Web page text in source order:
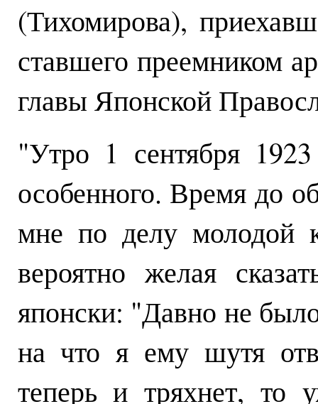
(Тихомирова),
ставшего преемником
главы Японской
"Утро 1 сентября
особенного. Время до
мне по делу молодой
вероятно желая
японски: "Давно не
на что я ему шутя
теперь и тряхнет, то